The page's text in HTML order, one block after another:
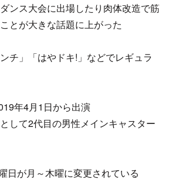
ンス大会に出場したり肉体改造で筋
とが大きな話題に上がった
チ」「はやドキ!」などでレギュラ
年4月1日から出演
して2代目の男性メインキャスター
日が月～木曜に変更されている